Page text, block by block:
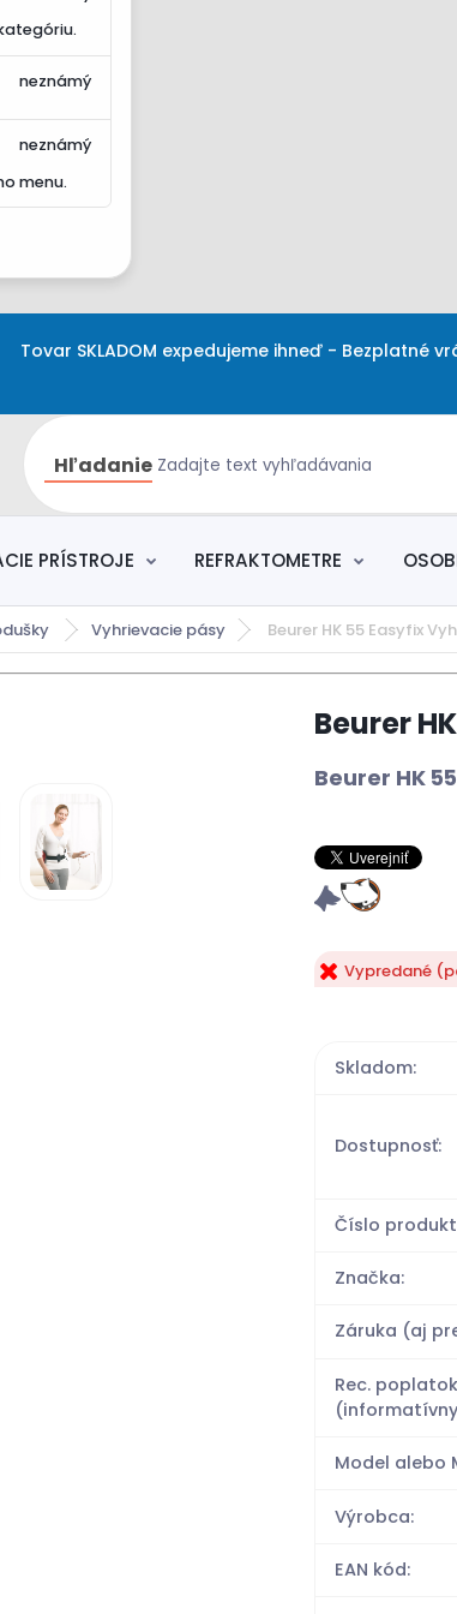
neznámý
menu.
neznámý
Tovar SKLADOM expedujeme ihneď - Bezplatné
Hľadanie
PRÍSTROJE REFRAKTOMETRE
Vyhrievacie pásy Beurer HK 55 Easyfix
Beurer
Beurer HK
Vypredané
Skladom:
Dostupnosť:
Číslo
Značka:
Záruka (aj
Rec.
Model alebo
Výrobca:
EAN kód: